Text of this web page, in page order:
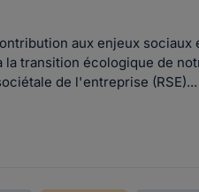
aux enjeux
transition écologique de
de l'entreprise (RSE)...